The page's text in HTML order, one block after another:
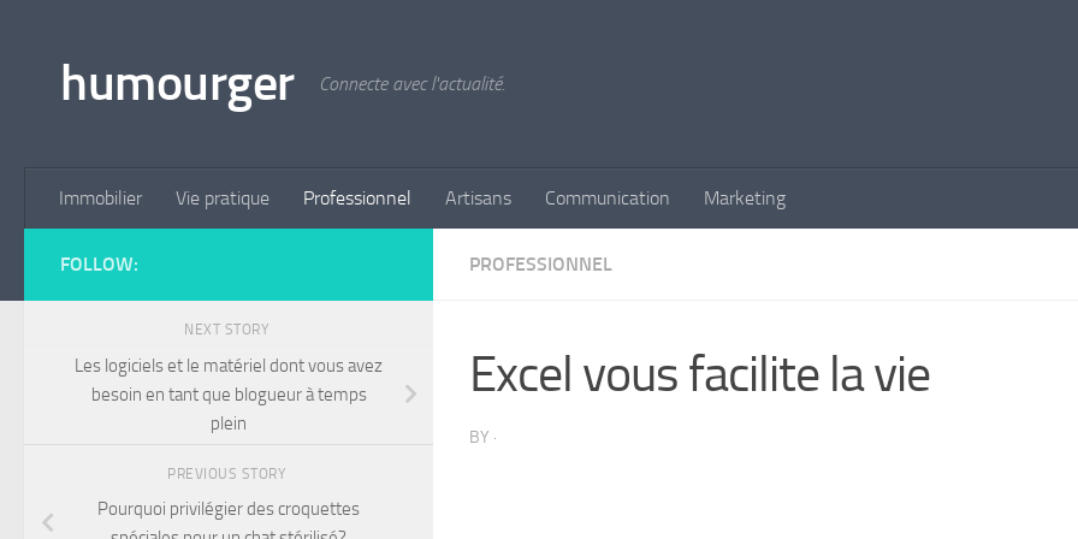
humourger Connecte avec l'actualité.
Immobilier Vie pratique Professionnel Artisans Communication Marketing
PROFESSIONNEL
Excel vous facilite la vie
BY ·
FOLLOW:
NEXT STORY
Les logiciels et le matériel dont vous avez
besoin en tant que blogueur à temps
plein
PREVIOUS STORY
Pourquoi privilégier des croquettes